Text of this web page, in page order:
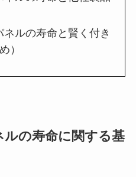
ルの寿命と賢く付き
）
の寿命に関する基